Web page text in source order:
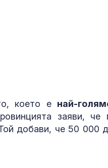
което е най-
заяви, че
добави, че 50 000